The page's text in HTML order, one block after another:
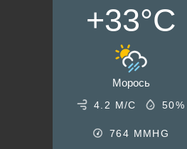
+33°C
Морось
4.2 М/С 50%
764 MMHG